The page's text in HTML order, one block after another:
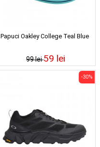
Papuci Oakley College Teal Blue
99 lei59 lei
-30%